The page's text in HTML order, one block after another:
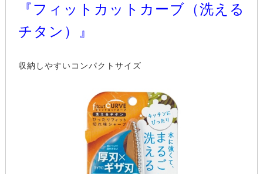
『フィットカットカーブ（洗える
チタン）』
収納しやすいコンパクトサイズ